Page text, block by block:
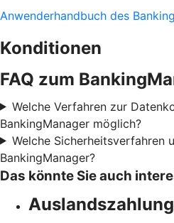
Anwenderhandbuch des
Konditionen
FAQ zum
Welche Verfahren zur
BankingManager möglich?
Welche Sicherheitsverfahren
BankingManager?
Das könnte Sie auch